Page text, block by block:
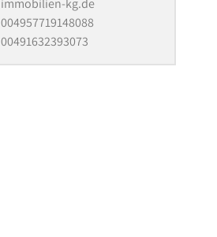
immobilien-kg.de
004957719148088
00491632393073